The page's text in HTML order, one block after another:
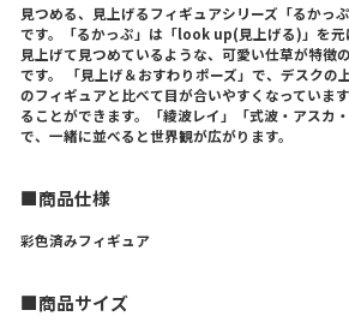
見つめる、見上げるフィギュアシリーズ「るかっ
です。「るかっぷ」は「look up(見上げる)」を元
見上げて見つめているような、可愛い仕草が特徴
です。 「見上げ＆おすわりポーズ」で、デスクの
のフィギュアと比べて目が合いやすくなっていま
ることができます。「綾波レイ」「式波・アスカ
で、一緒に並べると世界観が広がります。
■商品仕様
彩色済みフィギュア
■商品サイズ